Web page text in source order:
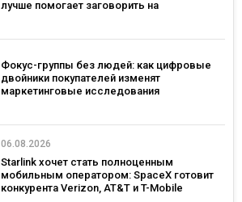
лучше помогает заговорить на
Фокус-группы без людей: как цифровые
двойники покупателей изменят
маркетинговые исследования
06.08.2026
Starlink хочет стать полноценным
мобильным оператором: SpaceX готовит
конкурента Verizon, AT&T и T-Mobile